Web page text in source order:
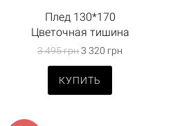
Плед 130*170
Цветочная тишина
3 495 грн3 320 грн
КУПИТЬ